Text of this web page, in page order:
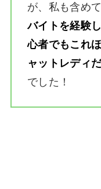
が、私も含めて
バイトを経験
心者でもこれ
ャットレディ
でした！